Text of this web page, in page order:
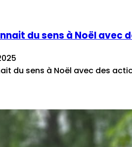
du sens à Noël avec
du sens à Noël avec des